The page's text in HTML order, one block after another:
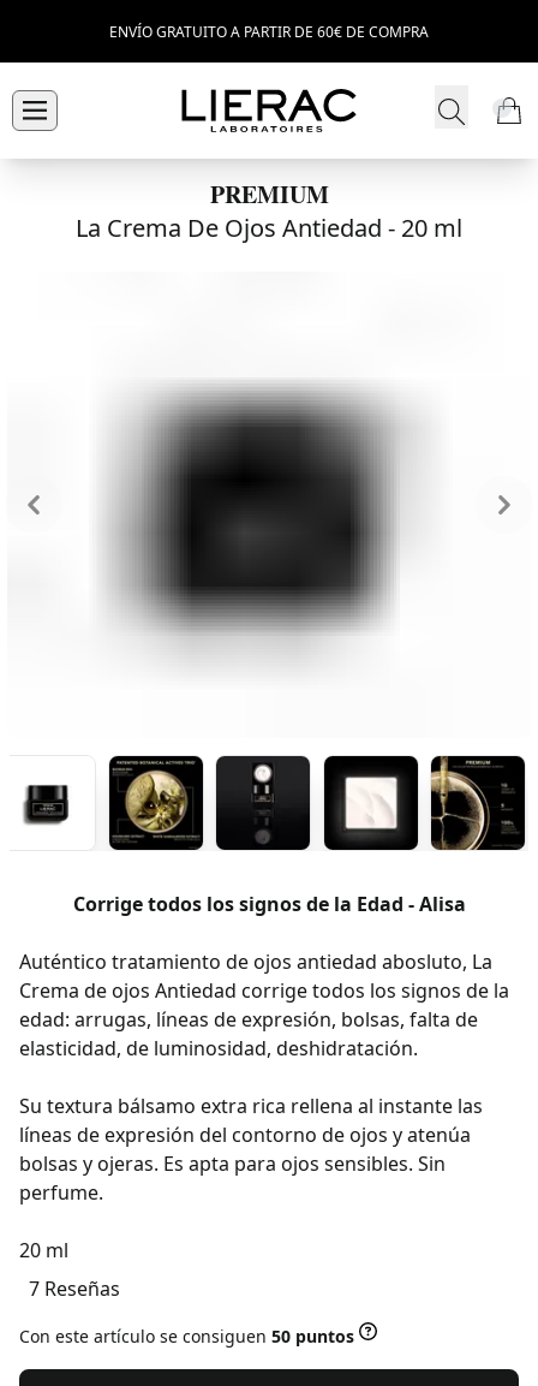
ENVÍO GRATUITO A PARTIR DE 60€ DE COMPRA
PREMIUM
La Crema De Ojos Antiedad - 20 ml
Corrige todos los signos de la Edad - Alisa
Auténtico tratamiento de ojos antiedad abosluto, La
Crema de ojos Antiedad corrige todos los signos de la
edad: arrugas, líneas de expresión, bolsas, falta de
elasticidad, de luminosidad, deshidratación.
Su textura bálsamo extra rica rellena al instante las
líneas de expresión del contorno de ojos y atenúa
bolsas y ojeras. Es apta para ojos sensibles. Sin
perfume.
20 ml
7 Reseñas
Con este artículo se consiguen 50 puntos